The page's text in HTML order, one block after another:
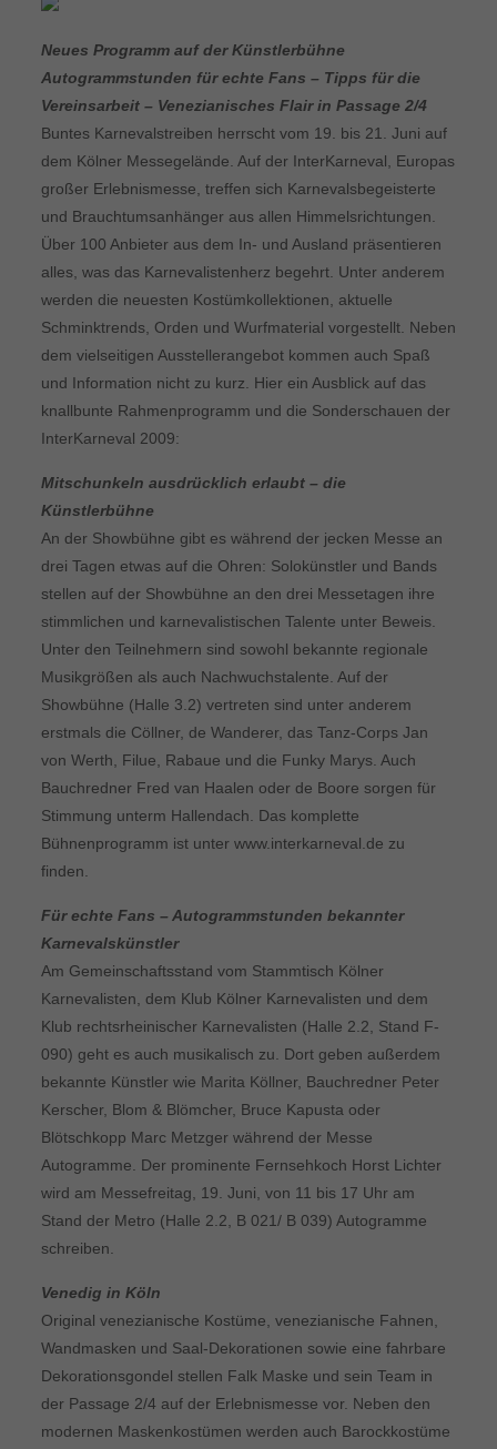
Neues Programm auf der Künstlerbühne 
Autogrammstunden für echte Fans – Tipps für die
Vereinsarbeit – Venezianisches Flair in Passage 2/4
Buntes Karnevalstreiben herrscht vom 19. bis 21. Juni auf
dem Kölner Messegelände. Auf der InterKarneval, Europas
großer Erlebnismesse, treffen sich Karnevalsbegeisterte
und Brauchtumsanhänger aus allen Himmelsrichtungen.
Über 100 Anbieter aus dem In- und Ausland präsentieren
alles, was das Karnevalistenherz begehrt. Unter anderem
werden die neuesten Kostümkollektionen, aktuelle
Schminktrends, Orden und Wurfmaterial vorgestellt. Neben
dem vielseitigen Ausstellerangebot kommen auch Spaß
und Information nicht zu kurz. Hier ein Ausblick auf das
knallbunte Rahmenprogramm und die Sonderschauen der
InterKarneval 2009:
Mitschunkeln ausdrücklich erlaubt – die
Künstlerbühne
An der Showbühne gibt es während der jecken Messe an
drei Tagen etwas auf die Ohren: Solokünstler und Bands
stellen auf der Showbühne an den drei Messetagen ihre
stimmlichen und karnevalistischen Talente unter Beweis.
Unter den Teilnehmern sind sowohl bekannte regionale
Musikgrößen als auch Nachwuchstalente. Auf der
Showbühne (Halle 3.2) vertreten sind unter anderem
erstmals die Cöllner, de Wanderer, das Tanz-Corps Jan
von Werth, Filue, Rabaue und die Funky Marys. Auch
Bauchredner Fred van Haalen oder de Boore sorgen für
Stimmung unterm Hallendach. Das komplette
Bühnenprogramm ist unter www.interkarneval.de zu
finden.
Für echte Fans – Autogrammstunden bekannter
Karnevalskünstler
Am Gemeinschaftsstand vom Stammtisch Kölner
Karnevalisten, dem Klub Kölner Karnevalisten und dem
Klub rechtsrheinischer Karnevalisten (Halle 2.2, Stand F-
090) geht es auch musikalisch zu. Dort geben außerdem
bekannte Künstler wie Marita Köllner, Bauchredner Peter
Kerscher, Blom & Blömcher, Bruce Kapusta oder
Blötschkopp Marc Metzger während der Messe
Autogramme. Der prominente Fernsehkoch Horst Lichter
wird am Messefreitag, 19. Juni, von 11 bis 17 Uhr am
Stand der Metro (Halle 2.2, B 021/ B 039) Autogramme
schreiben.
Venedig in Köln
Original venezianische Kostüme, venezianische Fahnen,
Wandmasken und Saal-Dekorationen sowie eine fahrbare
Dekorationsgondel stellen Falk Maske und sein Team in
der Passage 2/4 auf der Erlebnismesse vor. Neben den
modernen Maskenkostümen werden auch Barockkostüme